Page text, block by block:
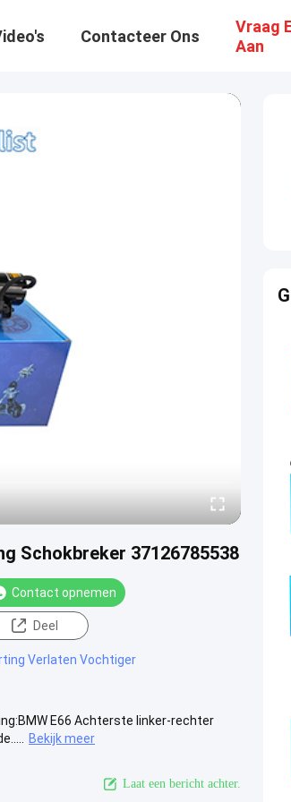
Contacteer Ons
Vraag
Aan
Schokbreker 37126785538
Contact opnemen
Deel
Verlaten Vochtiger
E66 Achterste linker-rechter
Bekijk meer
Laat een bericht achter.